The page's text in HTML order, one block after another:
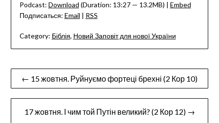
Podcast: Download (Duration: 13:27 — 13.2MB) | Embed
Подписаться: Email | RSS
Category: Біблія, Новий Заповіт для нової України
Post
navigation
← 15 жовтня. Руйнуємо фортеці брехні (2 Кор 10)
17 жовтня. І чим той Путін великий? (2 Кор 12) →